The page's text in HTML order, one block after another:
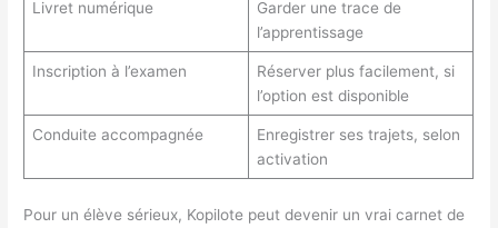
Livret numérique
Garder une trace de
l’apprentissage
Inscription à l’examen
Réserver plus facilement, si
l’option est disponible
Conduite accompagnée
Enregistrer ses trajets, selon
activation
Pour un élève sérieux, Kopilote peut devenir un vrai carnet de